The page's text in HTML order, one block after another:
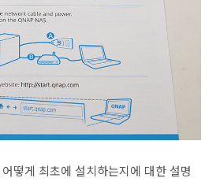
떻게 최초에 설치하는지에 대한 설명